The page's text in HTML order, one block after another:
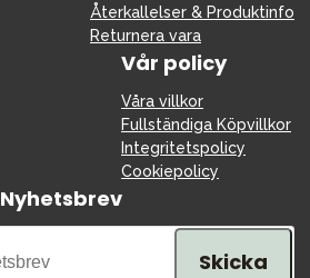
Återkallelser & Produktinfo
Returnera vara
Vår policy
Våra villkor
Fullständiga Köpvillkor
Integritetspolicy
Cookiepolicy
Nyhetsbrev
Skicka